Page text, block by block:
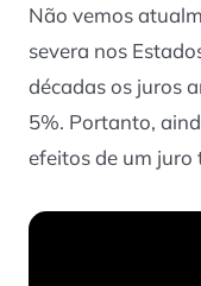
Não vemos
severa nos
décadas os juros
5%. Portanto,
efeitos de um juro